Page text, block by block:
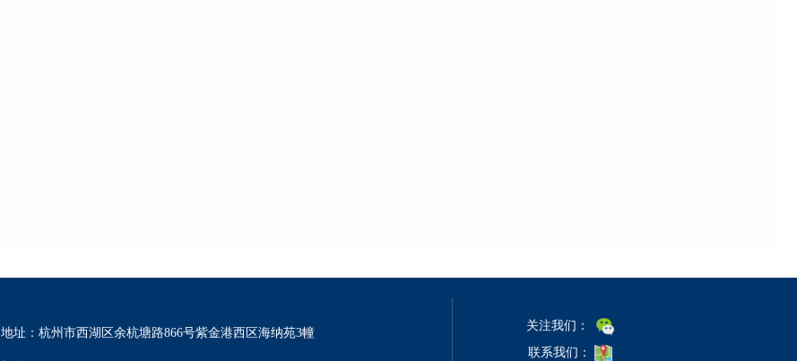
地址：杭州市西湖区余杭塘路866号紫金港西区海纳苑3幢
关注我们：
联系我们：